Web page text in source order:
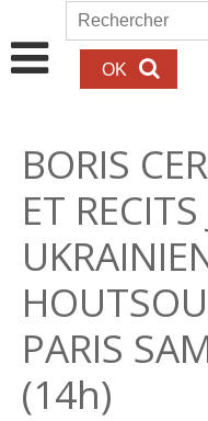
Aller au contenu
Rechercher
BORIS
ET
PARIS
(14h)